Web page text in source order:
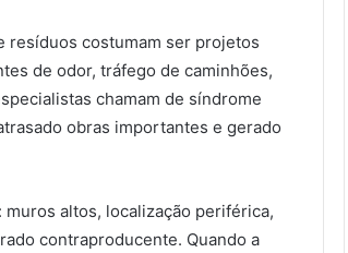
resíduos costumam ser projetos
de odor, tráfego de caminhões,
chamam de síndrome
obras importantes e gerado
altos, localização periférica,
contraproducente. Quando a